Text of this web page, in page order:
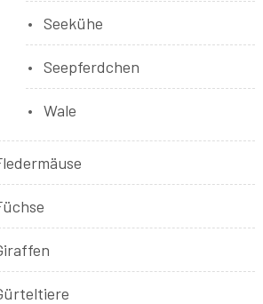
Seekühe
Seepferdchen
Wale